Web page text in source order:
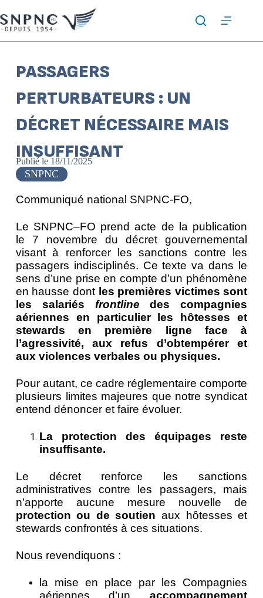
PASSAGERS
PERTURBATEURS : UN
DÉCRET NÉCESSAIRE MAIS
INSUFFISANT
Publié le 18/11/2025
SNPNC
Communiqué national SNPNC-FO,
Le SNPNC–FO prend acte de la publication
le 7 novembre du décret gouvernemental
visant à renforcer les sanctions contre les
passagers indisciplinés. Ce texte va dans le
sens d’une prise en compte d’un phénomène
en hausse dont les premières victimes sont
les salariés frontline des compagnies
aériennes en particulier les hôtesses et
stewards en première ligne face à
l’agressivité, aux refus d’obtempérer et
aux violences verbales ou physiques.
Pour autant, ce cadre réglementaire comporte
plusieurs limites majeures que notre syndicat
entend dénoncer et faire évoluer.
La protection des équipages reste
insuffisante.
Le décret renforce les sanctions
administratives contre les passagers, mais
n’apporte aucune mesure nouvelle de
protection ou de soutien aux hôtesses et
stewards confrontés à ces situations.
Nous revendiquons :
la mise en place par les Compagnies
aériennes d’unaccompagnement